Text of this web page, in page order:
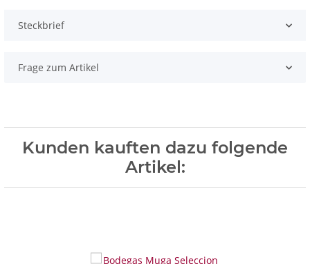
Steckbrief
Frage zum Artikel
Kunden kauften dazu folgende
Artikel: